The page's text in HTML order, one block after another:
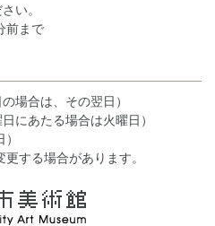
い。
前まで
場合は、その翌日）
にあたる場合は火曜日）
する場合があります。